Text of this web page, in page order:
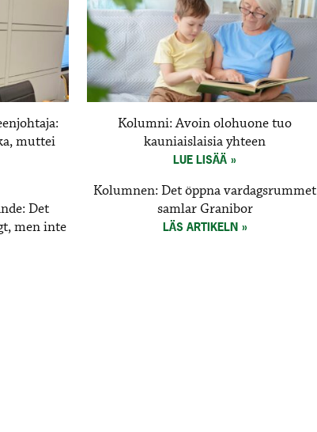
muttei
Det
men inte
Kolumni: Avoin olohuone tuo
kauniaislaisia yhteen
LUE LISÄÄ
Kolumnen: Det öppna vardagsrummet
samlar Granibor
LÄS ARTIKELN